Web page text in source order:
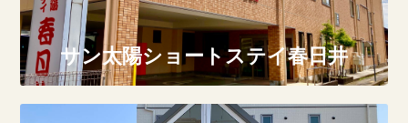
サン太陽ショートステイ春日井